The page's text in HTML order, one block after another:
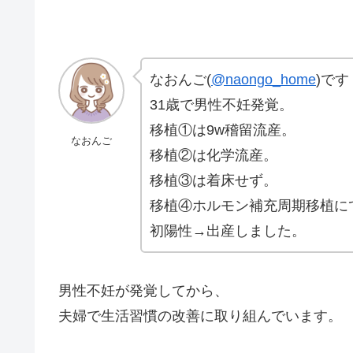
なおんご
なおんご(@naongo_home)です
31歳で男性不妊発覚。
移植①は9w稽留流産。
移植②は化学流産。
移植③は着床せず。
移植④ホルモン補充周期移植に
初陽性→出産しました。
男性不妊が発覚してから、
夫婦で生活習慣の改善に取り組んでいます。